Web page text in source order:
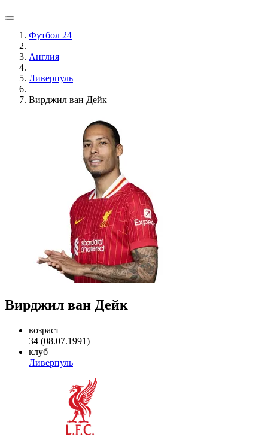
Футбол 24
Англия
Ливерпуль
Вирджил ван Дейк
Вирджил ван Дейк
возраст
34 (08.07.1991)
клуб
Ливерпуль